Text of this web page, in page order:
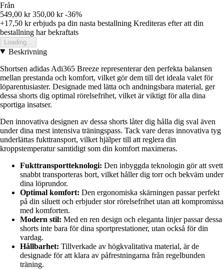
Från
549,00 kr 350,00 kr -36%
+17,50 krerbjuds pa din nasta bestallning Krediteras efter att din
bestallning har bekraftats
Loading...
Beskrivning
Shortsen adidas Adi365 Breeze representerar den perfekta balansen
mellan prestanda och komfort, vilket gör dem till det ideala valet för
löparentusiaster. Designade med lätta och andningsbara material, ger
dessa shorts dig optimal rörelsefrihet, vilket är viktigt för alla dina
sportiga insatser.
Den innovativa designen av dessa shorts låter dig hålla dig sval även
under dina mest intensiva träningspass. Tack vare deras innovativa tyg
underlättas fukttransport, vilket hjälper till att reglera din
kroppstemperatur samtidigt som din komfort maximeras.
Fukttransportteknologi: Den inbyggda teknologin gör att svett
snabbt transporteras bort, vilket håller dig torr och bekväm under
dina löprundor.
Optimal komfort: Den ergonomiska skärningen passar perfekt
på din siluett och erbjuder stor rörelsefrihet utan att kompromissa
med komforten.
Modern stil: Med en ren design och eleganta linjer passar dessa
shorts inte bara för dina sportprestationer, utan också för din
vardag.
Hållbarhet: Tillverkade av högkvalitativa material, är de
designade för att klara av påfrestningarna från regelbunden
träning.